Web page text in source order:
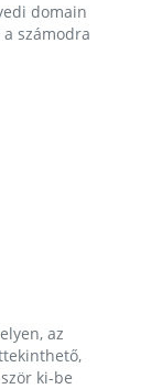
domain
számodra
az
ki-be